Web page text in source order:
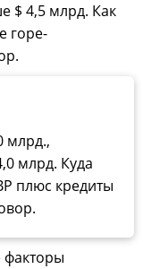
$ 4,5 млрд. Как
горе-
млрд.,
млрд. Куда
плюс кредиты
факторы